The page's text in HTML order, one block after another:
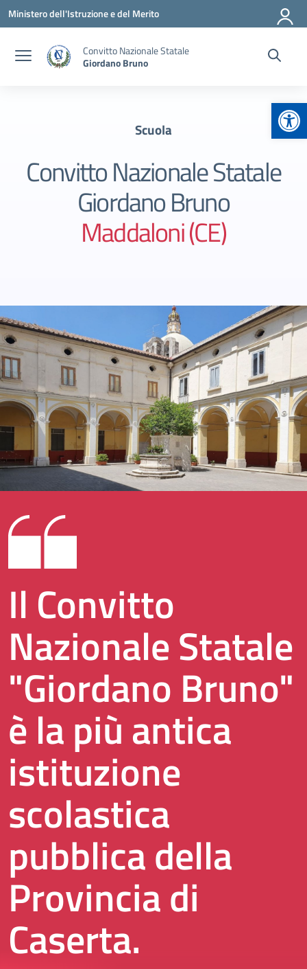
Vai ai contenuti
Vai al menu di navigazione
Vai al footer
Ministero dell'Istruzione e del Merito
Convitto Nazionale Statale
Giordano Bruno
Scuola
Convitto Nazionale Statale
Giordano Bruno
Maddaloni (CE)
Il Convitto
Nazionale Statale
"Giordano Bruno"
è la più antica
istituzione
scolastica
pubblica della
Provincia di
Caserta.